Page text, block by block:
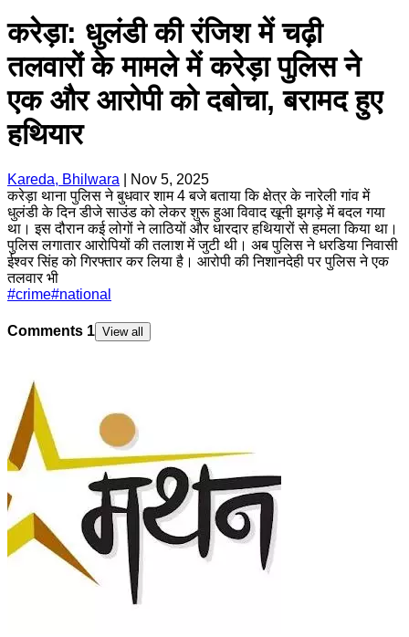
करेड़ा: धुलंडी की रंजिश में चढ़ी
तलवारों के मामले में करेड़ा पुलिस ने
एक और आरोपी को दबोचा, बरामद हुए
हथियार
Kareda, Bhilwara
Nov 5, 2025
करेड़ा थाना पुलिस ने बुधवार शाम 4 बजे बताया कि क्षेत्र के नारेली गांव में
धुलंडी के दिन डीजे साउंड को लेकर शुरू हुआ विवाद खूनी झगड़े में बदल गया
था। इस दौरान कई लोगों ने लाठियों और धारदार हथियारों से हमला किया था।
पुलिस लगातार आरोपियों की तलाश में जुटी थी। अब पुलिस ने धरडिया निवासी
ईश्वर सिंह को गिरफ्तार कर लिया है। आरोपी की निशानदेही पर पुलिस ने एक
तलवार भी
#crime#national
Comments 1 View all